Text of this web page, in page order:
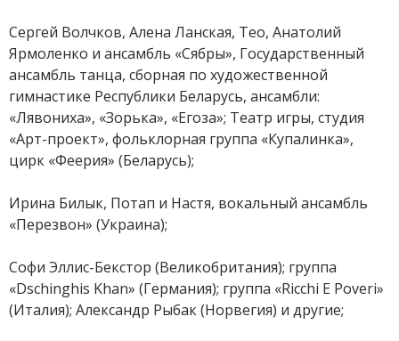
Сергей Волчков, Алена Ланская, Тео, Анатолий
Ярмоленко и ансамбль «Сябры», Государственный
ансамбль танца, сборная по художественной
гимнастике Республики Беларусь, ансамбли:
«Лявониха», «Зорька», «Егоза»; Театр игры, студия
«Арт-проект», фольклорная группа «Купалинка»,
цирк «Феерия» (Беларусь);
Ирина Билык, Потап и Настя, вокальный ансамбль
«Перезвон» (Украина);
Софи Эллис-Бекстор (Великобритания); группа
«Dschinghis Khan» (Германия); группа «Ricchi E Poveri»
(Италия); Александр Рыбак (Норвегия) и другие;